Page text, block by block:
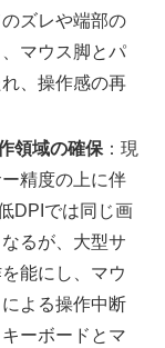
ズレや端部の
マウス脚とパ
、操作感の再
領域の確保 ：現
精度の上に伴
DPIでは同じ画
るが、大型サ
能にし、マウ
よる操作中断
ーボードとマ